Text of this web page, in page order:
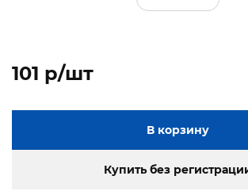
101 p/шт
В корзину
Купить без